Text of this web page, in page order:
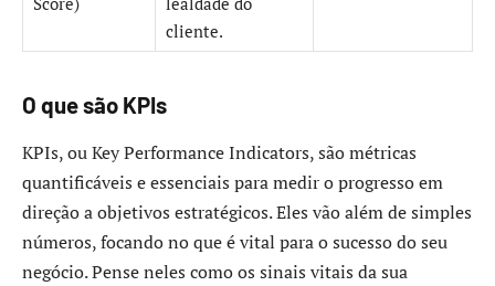
cliente.
O que são KPIs
KPIs, ou Key Performance Indicators, são métricas
quantificáveis e essenciais para medir o progresso em
direção a objetivos estratégicos. Eles vão além de simples
números, focando no que é vital para o sucesso do seu
negócio. Pense neles como os sinais vitais da sua